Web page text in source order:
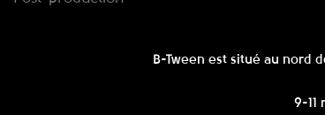
B-Tween est situé au nord
9-11